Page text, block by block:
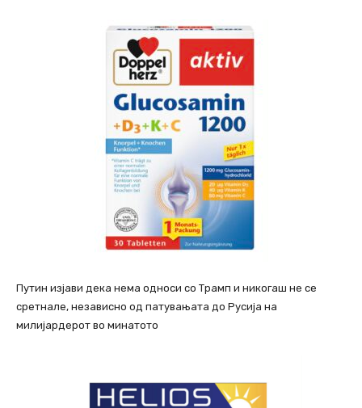
Путин изјави дека нема односи со Трамп и никогаш не се
сретнале, независно од патувањата до Русија на
милијардерот во минатото